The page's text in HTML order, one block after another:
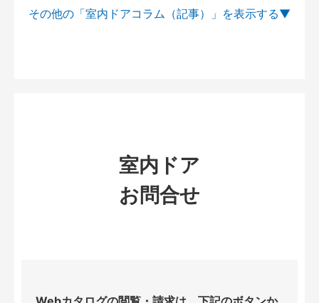
その他の「室内ドアコラム（記事）」を
室内ドア
お問合せ